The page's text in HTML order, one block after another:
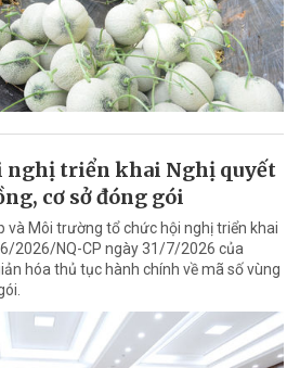
nghị triển khai Nghị quyết
cơ sở đóng gói
và Môi trường tổ chức hội nghị triển khai
2026/NQ-CP ngày 31/7/2026 của
hóa thủ tục hành chính về mã số vùng